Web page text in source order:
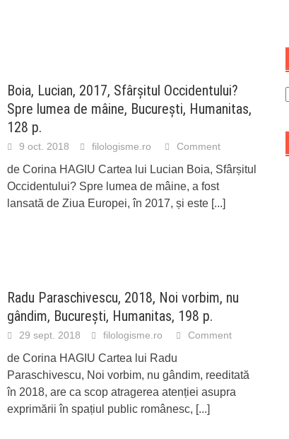
Boia, Lucian, 2017, Sfârșitul Occidentului?
Spre lumea de mâine, București, Humanitas,
128 p.
9 oct. 2018 filologisme.ro Comment
de Corina HAGIU Cartea lui Lucian Boia, Sfârșitul
Occidentului? Spre lumea de mâine, a fost
lansată de Ziua Europei, în 2017, și este [...]
Radu Paraschivescu, 2018, Noi vorbim, nu
gândim, București, Humanitas, 198 p.
29 sept. 2018 filologisme.ro Comment
de Corina HAGIU Cartea lui Radu
Paraschivescu, Noi vorbim, nu gândim, reeditată
în 2018, are ca scop atragerea atenției asupra
exprimării în spațiul public românesc, [...]